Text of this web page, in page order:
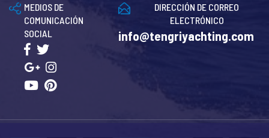
DIRECCIÓN DE CORREO
ELECTRÓNICO
info@tengriyachting.com
MEDIOS DE
COMUNICACIÓN
SOCIAL